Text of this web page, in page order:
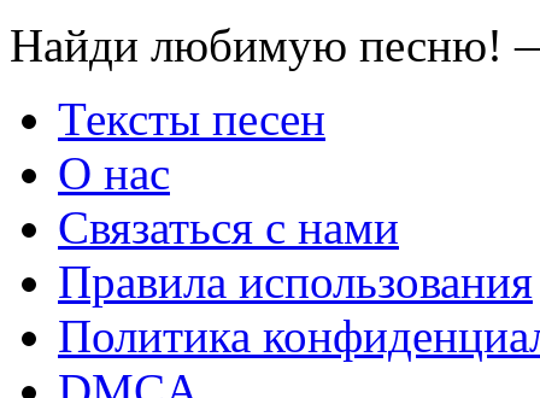
Найди любимую песню!
Тексты песен
О нас
Связаться с нами
Правила использования
Политика